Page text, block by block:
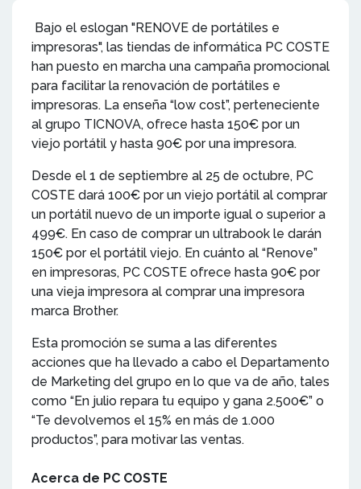
Bajo el eslogan "RENOVE de portátiles e
impresoras", las tiendas de informática PC COSTE
han puesto en marcha una campaña promocional
para facilitar la renovación de portátiles e
impresoras. La enseña “low cost”, perteneciente
al grupo TICNOVA, ofrece hasta 150€ por un
viejo portátil y hasta 90€ por una impresora.
Desde el 1 de septiembre al 25 de octubre, PC
COSTE dará 100€ por un viejo portátil al comprar
un portátil nuevo de un importe igual o superior a
499€. En caso de comprar un ultrabook le darán
150€ por el portátil viejo. En cuánto al “Renove”
en impresoras, PC COSTE ofrece hasta 90€ por
una vieja impresora al comprar una impresora
marca Brother.
Esta promoción se suma a las diferentes
acciones que ha llevado a cabo el Departamento
de Marketing del grupo en lo que va de año, tales
como “En julio repara tu equipo y gana 2.500€” o
“Te devolvemos el 15% en más de 1.000
productos”, para motivar las ventas.
Acerca de PC COSTE